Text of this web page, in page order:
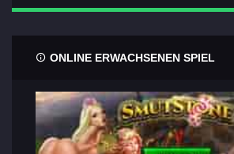
ONLINE ERWACHSENEN SPIEL